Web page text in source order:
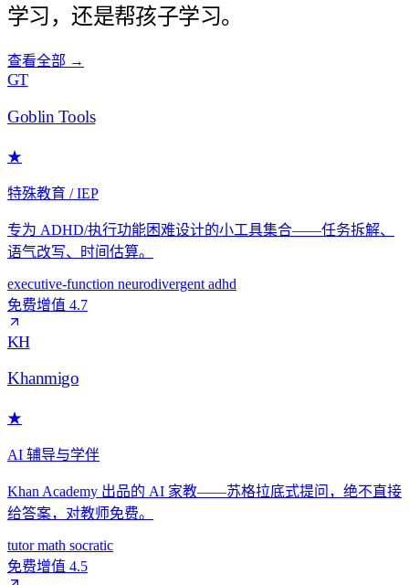
学习，还是帮孩子学习。
查看全部 →
GT
Goblin Tools
★
特殊教育 / IEP
专为 ADHD/执行功能困难设计的小工具集合——任务拆解、
语气改写、时间估算。
executive-function neurodivergent adhd
免费增值 4.7
KH
Khanmigo
★
AI 辅导与学伴
Khan Academy 出品的 AI 家教——苏格拉底式提问，绝不直接
给答案，对教师免费。
tutormath socratic
免费增值 4.5